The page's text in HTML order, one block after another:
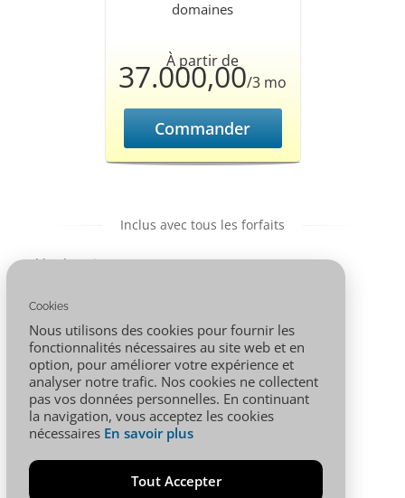
domaines
À partir de
37.000,00/3 mo
Commander
Inclus avec tous les forfaits
** : domaine
minimum
Panneau
PHP 7.1 à 8.1
MySQL,
PostgreSQL
Support 24/7
Cookies
Nous utilisons des cookies pour fournir les
fonctionnalités nécessaires au site web et en
option, pour améliorer votre expérience et
analyser notre trafic. Nos cookies ne collectent
pas vos données personnelles. En continuant
la navigation, vous acceptez les cookies
nécessaires En savoir plus
Tout Accepter